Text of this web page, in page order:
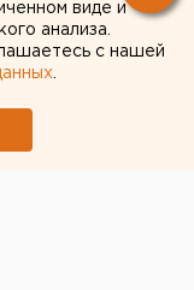
виде и
анализа.
с нашей